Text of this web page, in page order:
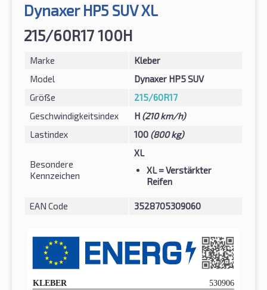
Dynaxer HP5 SUV XL
215/60R17 100H
Marke
Kleber
Model
Dynaxer HP5 SUV
Größe
215/60R17
Geschwindigkeitsindex
H (210 km/h)
Lastindex
100 (800 kg)
Besondere
Kennzeichen
XL
XL= Verstärkter
Reifen
EAN Code 3528705309060